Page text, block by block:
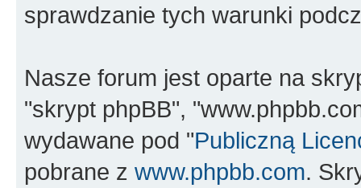
sprawdzanie tych warunki
Nasze forum jest oparte na
"skrypt phpBB",
wydawane pod "Publiczną
pobrane z www.phpbb.com.